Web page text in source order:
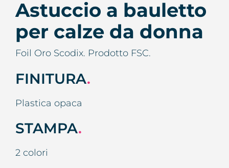
Astuccio a bauletto
per calze da donna
Foil Oro Scodix. Prodotto FSC.
FINITURA.
Plastica opaca
STAMPA.
2 colori